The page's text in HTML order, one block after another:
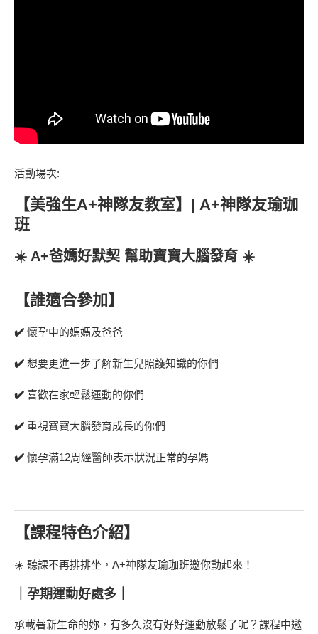
活動場次:
【美強生A+神隊友教室】| A+神隊友瑜珈
班
☀️ A+爸媽好默契 幫助寶寶大腦發育 ☀️
【誰適合參加】
✔️ 懷孕中的媽媽及爸爸
✔️ 想要更進一步了解新生兒照護知識的你們
✔️ 喜歡在家輕鬆運動的你們
✔️ 重視寶寶大腦發育成長的你們
✔️ 懷孕滿12周經醫師表示狀況正常的孕媽
【課程特色介紹】
☀️ 聽課不再排排坐，A+神隊友瑜珈班邀你動起來！
｜孕期運動好處多｜
承載著新生命的妳，有多久沒有好好運動放鬆了呢？課程中邀